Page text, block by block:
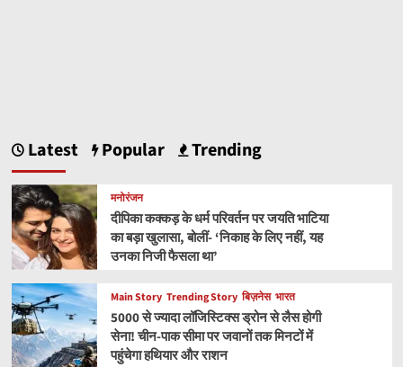
Latest Popular Trending
मनोरंजन
दीपिका कक्कड़ के धर्म परिवर्तन पर जयति भाटिया
का बड़ा खुलासा, बोलीं- ‘निकाह के लिए नहीं, यह
उनका निजी फैसला था’
Main Story Trending Story बिज़नेस भारत
5000 से ज्यादा लॉजिस्टिक्स ड्रोन से लैस होगी
सेना! चीन-पाक सीमा पर जवानों तक मिनटों में
पहुंचेगा हथियार और राशन